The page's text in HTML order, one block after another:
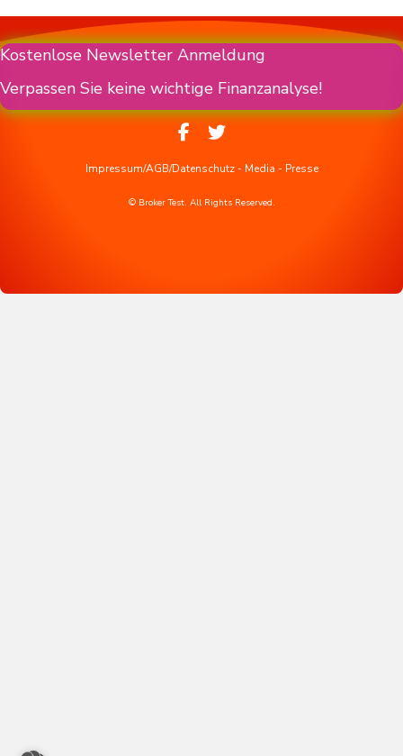
Kostenlose Newsletter Anmeldung
Verpassen Sie keine wichtige Finanzanalyse!
Impressum/AGB/Datenschutz- Media - Presse
© Broker Test. All Rights Reserved.